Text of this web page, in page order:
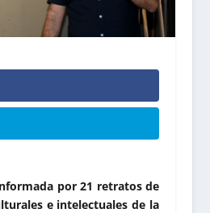
por 21 retratos de
e intelectuales de la